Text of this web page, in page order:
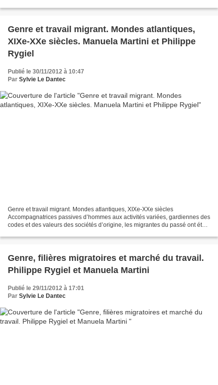
Genre et travail migrant. Mondes atlantiques,
XIXe-XXe siècles. Manuela Martini et Philippe
Rygiel
Publié le 30/11/2012 à 10:47
Par Sylvie Le Dantec
Genre et travail migrant. Mondes atlantiques, XIXe-XXe siècles
Accompagnatrices passives d’hommes aux activités variées, gardiennes des
codes et des valeurs des sociétés d’origine, les migrantes du passé ont été
Genre, filières migratoires et marché du travail.
Philippe Rygiel et Manuela Martini
Publié le 29/11/2012 à 17:01
Par Sylvie Le Dantec